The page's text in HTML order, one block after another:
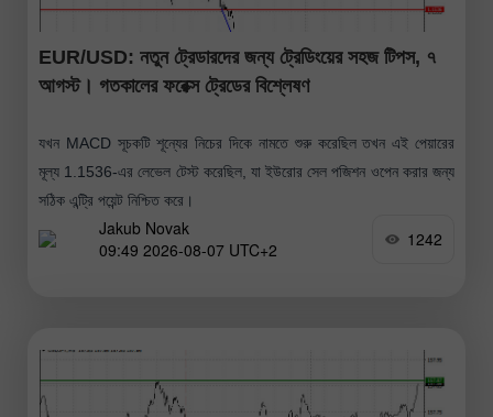
EUR/USD: নতুন ট্রেডারদের জন্য ট্রেডিংয়ের সহজ টিপস, ৭
আগস্ট। গতকালের ফরেক্স ট্রেডের বিশ্লেষণ
যখন MACD সূচকটি শূন্যের নিচের দিকে নামতে শুরু করেছিল তখন এই পেয়ারের
মূল্য 1.1536-এর লেভেল টেস্ট করেছিল, যা ইউরোর সেল পজিশন ওপেন করার জন্য
সঠিক এন্ট্রি পয়েন্ট নিশ্চিত করে।
Jakub Novak
09:49 2026-08-07 UTC+2
1242